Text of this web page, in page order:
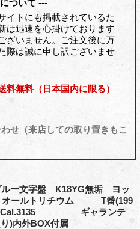
ついて ---
イトにも掲載されているた
は迅速を心掛けております
ざいません。ご注文後に万
際は誠に申し訳ございませ
料無料（日本国内に限る）
せ（来店しての取り置きもこ
文字盤 K18YG無垢 ヨッ
ールトリチウム T番(199
Cal.3135 ギャランテ
)内外BOX付属